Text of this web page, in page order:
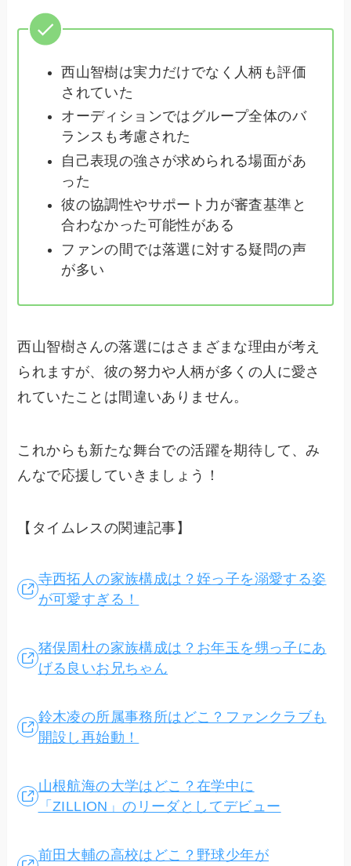
西山智樹は実力だけでなく人柄も評価
されていた
オーディションではグループ全体のバ
ランスも考慮された
自己表現の強さが求められる場面があ
った
彼の協調性やサポート力が審査基準と
合わなかった可能性がある
ファンの間では落選に対する疑問の声
が多い
西山智樹さんの落選にはさまざまな理由が考え
られますが、彼の努力や人柄が多くの人に愛さ
れていたことは間違いありません。
これからも新たな舞台での活躍を期待して、み
んなで応援していきましょう！
【タイムレスの関連記事】
寺西拓人の家族構成は？姪っ子を溺愛する姿
が可愛すぎる！
猪俣周杜の家族構成は？お年玉を甥っ子にあ
げる良いお兄ちゃん
鈴木凌の所属事務所はどこ？ファンクラブも
開設し再始動！
山根航海の大学はどこ？在学中に
「ZILLION」のリーダとしてデビュー
前田大輔の高校はどこ？野球少年が